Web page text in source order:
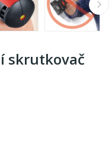
skrutkovač